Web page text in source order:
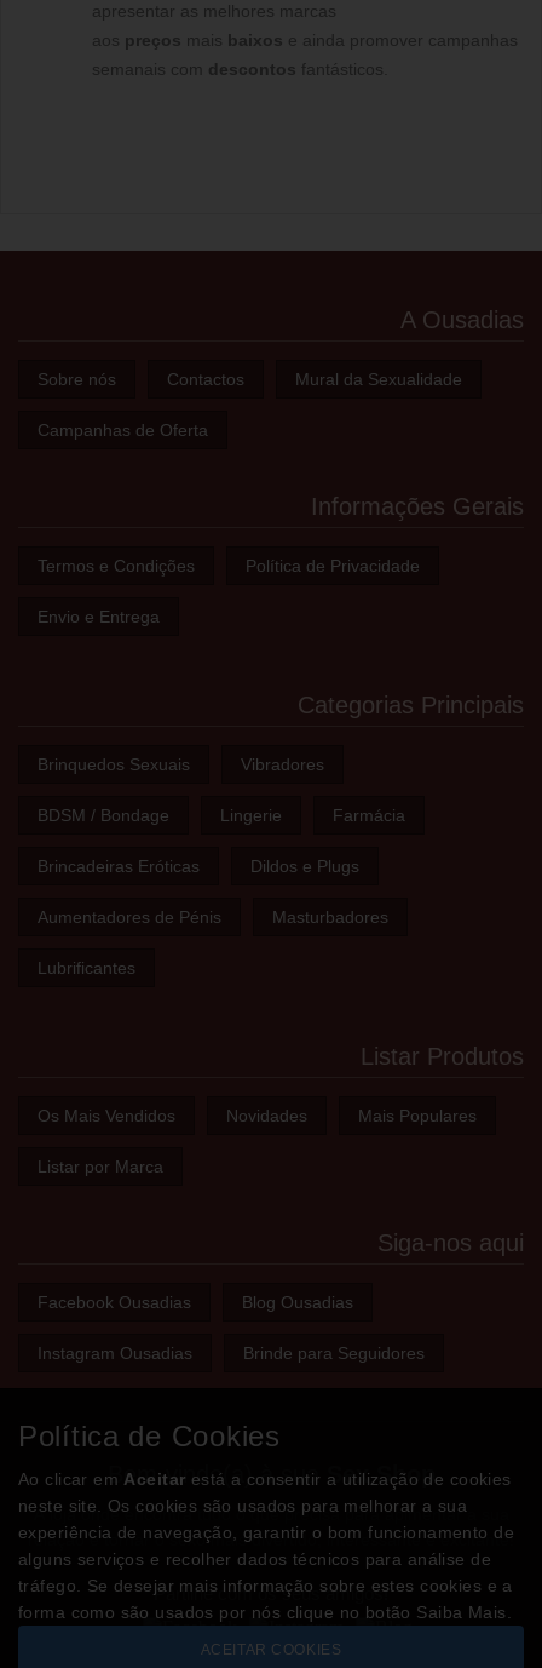
apresentar as melhores marcas
aos preços mais baixos e ainda promover campanhas
semanais com descontos fantásticos.
A Ousadias
Sobre nós Contactos Mural da Sexualidade
Campanhas de Oferta
Informações Gerais
Termos e Condições Política de Privacidade
Envio e Entrega
Categorias Principais
Brinquedos Sexuais Vibradores
BDSM / Bondage Lingerie Farmácia
Brincadeiras Eróticas Dildos e Plugs
Aumentadores de Pénis Masturbadores
Lubrificantes
Listar Produtos
Os Mais Vendidos Novidades Mais Populares
Listar por Marca
Siga-nos aqui
Facebook Ousadias Blog Ousadias
Instagram Ousadias Brinde para Seguidores
Bem-vindo(a) à sua Sex Shop
A loja onde encontra tudo o que precisa para apimentar a sua
relação e tornar o sexo mais divertido, interessante e excitante!
Partilhe com os seus amigos!
Política de Cookies
Ao clicar em Aceitar está a consentir a utilização de cookies
neste site. Os cookies são usados para melhorar a sua
experiência de navegação, garantir o bom funcionamento de
alguns serviços e recolher dados técnicos para análise de
tráfego. Se desejar mais informação sobre estes cookies e a
forma como são usados por nós clique no botão Saiba Mais.
ACEITAR COOKIES